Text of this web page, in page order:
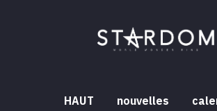
HAUT nouvelles